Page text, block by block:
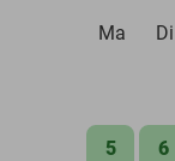
Ma
Di
5 6